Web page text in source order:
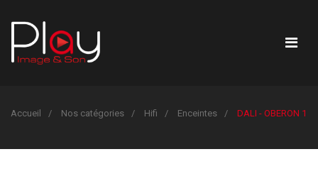
Accueil Nos catégories Hifi Enceintes DALI - OBERON 1